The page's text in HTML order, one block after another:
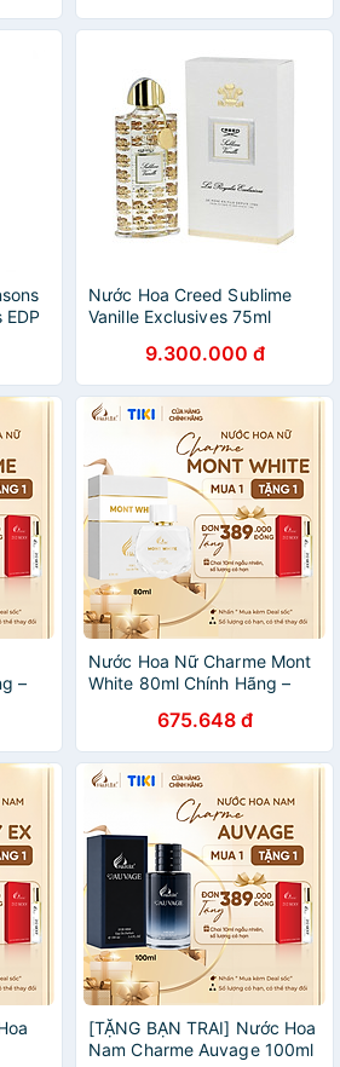
Nước Hoa Creed Sublime
Vanille Exclusives 75ml
9.300.000 đ
–
Nước Hoa Nữ Charme Mont
White 80ml Chính Hãng –
Nữ Tính, Lưu Hương 7–12
Giờ
675.648 đ
[TẶNG BẠN TRAI] Nước Hoa
Nam Charme Auvage 100ml